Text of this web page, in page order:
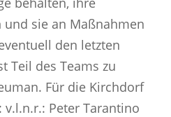
sie an Maßnahmen
den letzten
Teil des Teams zu
Für die Kirchdorf
Peter Tarantino